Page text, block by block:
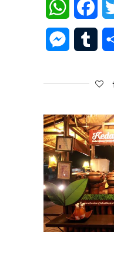
WhatsApp